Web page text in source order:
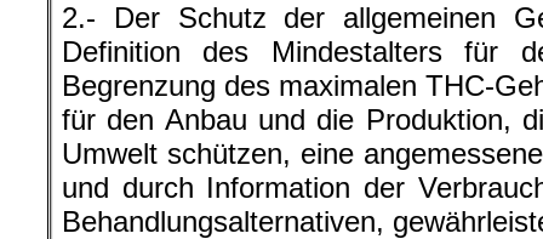
2.- Der Schutz der allgemeinen
Definition des Mindestalters für
Begrenzung des maximalen THC-
für den Anbau und die Produktion,
Umwelt schützen, eine
und durch Information der
Behandlungsalternativen,